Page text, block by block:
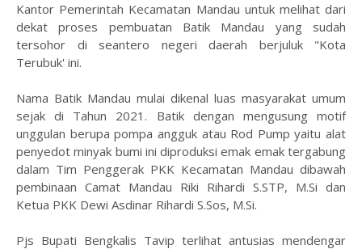
Kantor Pemerintah Kecamatan Mandau untuk melihat dari
dekat proses pembuatan Batik Mandau yang sudah
tersohor di seantero negeri daerah berjuluk "Kota
Terubuk' ini.
Nama Batik Mandau mulai dikenal luas masyarakat umum
sejak di Tahun 2021. Batik dengan mengusung motif
unggulan berupa pompa angguk atau Rod Pump yaitu alat
penyedot minyak bumi ini diproduksi emak emak tergabung
dalam Tim Penggerak PKK Kecamatan Mandau dibawah
pembinaan Camat Mandau Riki Rihardi S.STP, M.Si dan
Ketua PKK Dewi Asdinar Rihardi S.Sos, M.Si.
Pjs Bupati Bengkalis Tavip terlihat antusias mendengar